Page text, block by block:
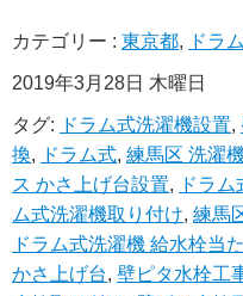
カテゴリー :東京都, ドラ
2019年3月28日 木曜日
タグ: ドラム式洗濯機設置,
換, ドラム式,練馬区 洗濯
ス かさ上げ台設置, ドラ
ム式洗濯機取り付け,練馬
ドラム式洗濯機 給水栓当
かさ上げ台,壁ピタ水栓工